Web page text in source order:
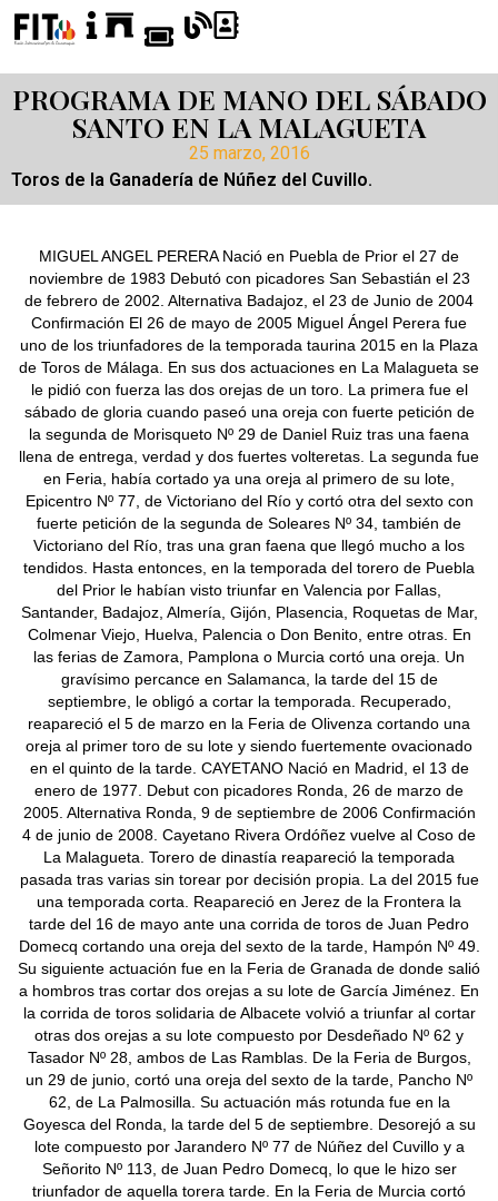
PROGRAMA DE MANO DEL SÁBADO
SANTO EN LA MALAGUETA
25 marzo, 2016
Toros de la Ganadería de Núñez del Cuvillo.
MIGUEL ANGEL PERERA Nació en Puebla de Prior el 27 de
noviembre de 1983 Debutó con picadores San Sebastián el 23
de febrero de 2002. Alternativa Badajoz, el 23 de Junio de 2004
Confirmación El 26 de mayo de 2005 Miguel Ángel Perera fue
uno de los triunfadores de la temporada taurina 2015 en la Plaza
de Toros de Málaga. En sus dos actuaciones en La Malagueta se
le pidió con fuerza las dos orejas de un toro. La primera fue el
sábado de gloria cuando paseó una oreja con fuerte petición de
la segunda de Morisqueto Nº 29 de Daniel Ruiz tras una faena
llena de entrega, verdad y dos fuertes volteretas. La segunda fue
en Feria, había cortado ya una oreja al primero de su lote,
Epicentro Nº 77, de Victoriano del Río y cortó otra del sexto con
fuerte petición de la segunda de Soleares Nº 34, también de
Victoriano del Río, tras una gran faena que llegó mucho a los
tendidos. Hasta entonces, en la temporada del torero de Puebla
del Prior le habían visto triunfar en Valencia por Fallas,
Santander, Badajoz, Almería, Gijón, Plasencia, Roquetas de Mar,
Colmenar Viejo, Huelva, Palencia o Don Benito, entre otras. En
las ferias de Zamora, Pamplona o Murcia cortó una oreja. Un
gravísimo percance en Salamanca, la tarde del 15 de
septiembre, le obligó a cortar la temporada. Recuperado,
reapareció el 5 de marzo en la Feria de Olivenza cortando una
oreja al primer toro de su lote y siendo fuertemente ovacionado
en el quinto de la tarde. CAYETANO Nació en Madrid, el 13 de
enero de 1977. Debut con picadores Ronda, 26 de marzo de
2005. Alternativa Ronda, 9 de septiembre de 2006 Confirmación
4 de junio de 2008. Cayetano Rivera Ordóñez vuelve al Coso de
La Malagueta. Torero de dinastía reapareció la temporada
pasada tras varias sin torear por decisión propia. La del 2015 fue
una temporada corta. Reapareció en Jerez de la Frontera la
tarde del 16 de mayo ante una corrida de toros de Juan Pedro
Domecq cortando una oreja del sexto de la tarde, Hampón Nº 49.
Su siguiente actuación fue en la Feria de Granada de donde salió
a hombros tras cortar dos orejas a su lote de García Jiménez. En
la corrida de toros solidaria de Albacete volvió a triunfar al cortar
otras dos orejas a su lote compuesto por Desdeñado Nº 62 y
Tasador Nº 28, ambos de Las Ramblas. De la Feria de Burgos,
un 29 de junio, cortó una oreja del sexto de la tarde, Pancho Nº
62, de La Palmosilla. Su actuación más rotunda fue en la
Goyesca del Ronda, la tarde del 5 de septiembre. Desorejó a su
lote compuesto por Jarandero Nº 77 de Núñez del Cuvillo y a
Señorito Nº 113, de Juan Pedro Domecq, lo que le hizo ser
triunfador de aquella torera tarde. En la Feria de Murcia cortó